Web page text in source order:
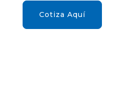
Cotiza Aquí